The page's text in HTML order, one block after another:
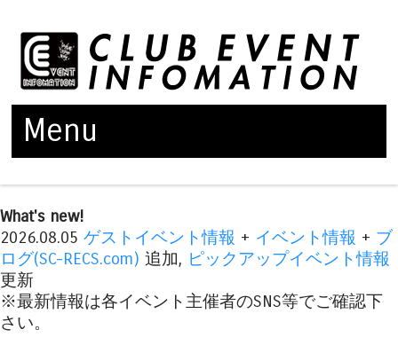
Menu
What's new!
2026.08.05 ゲストイベント情報 + イベント情報 + ブ
ログ(SC-RECS.com) 追加, ピックアップイベント情報
更新
※最新情報は各イベント主催者のSNS等でご確認下
さい。